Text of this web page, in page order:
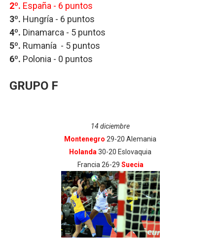
2º. España - 6 puntos
3º. Hungría - 6 puntos
4º. Dinamarca - 5 puntos
5º. Rumanía - 5 puntos
6º. Polonia - 0 puntos
GRUPO F
14 diciembre
Montenegro 29-20 Alemania
Holanda30-20 Eslovaquia
Francia 26-29 Suecia